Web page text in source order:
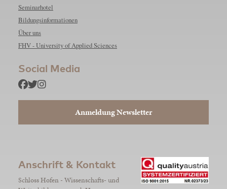
Seminarhotel
Bildungsinformationen
Über uns
FHV - University of Applied Sciences
Social Media
Anmeldung Newsletter
Anschrift & Kontakt
Schloss Hofen - Wissenschafts- und